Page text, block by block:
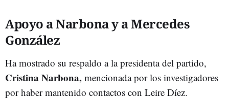
Apoyo a Narbona y a Mercedes
González
Ha mostrado su respaldo a la presidenta del partido,
Cristina Narbona, mencionada por los investigadores
por haber mantenido contactos con Leire Díez.